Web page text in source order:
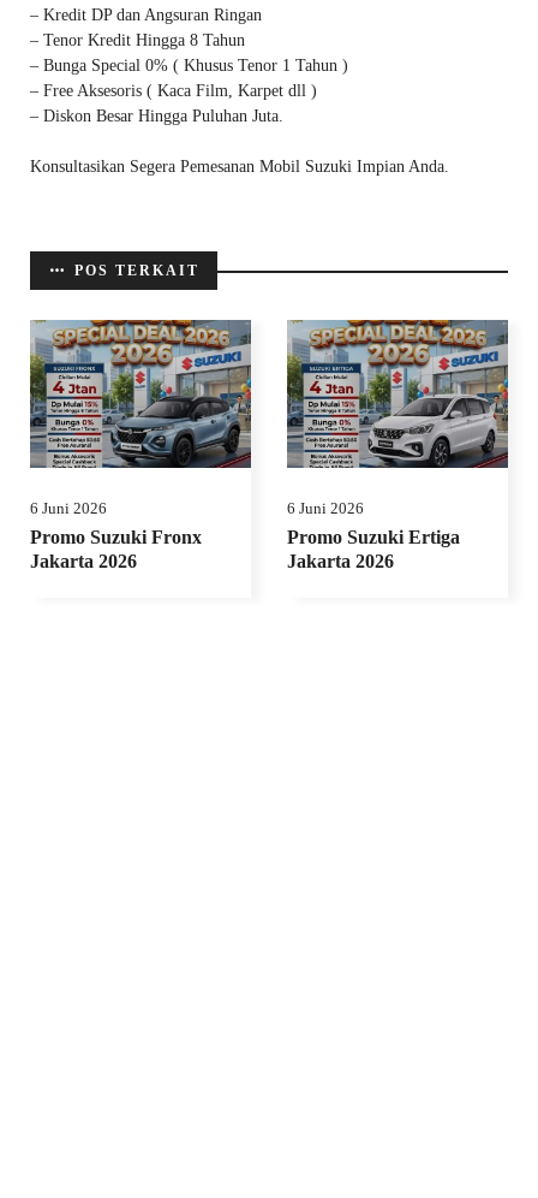
– Kredit DP dan Angsuran Ringan
– Tenor Kredit Hingga 8 Tahun
– Bunga Special 0% ( Khusus Tenor 1 Tahun )
– Free Aksesoris ( Kaca Film, Karpet dll )
– Diskon Besar Hingga Puluhan Juta.
Konsultasikan Segera Pemesanan Mobil Suzuki Impian Anda.
POS TERKAIT
6 Juni 2026
Promo Suzuki Fronx
Jakarta 2026
6 Juni 2026
Promo Suzuki Ertiga
Jakarta 2026